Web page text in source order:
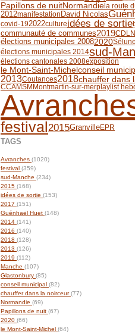
Papillons de nuitNormandiela route
2012manifestation David Nicolas
covid-192022cultureidées de sortie
communauté de communes2019CDLN
élections municipales 20082020Sélune
élections municipales 2014sud-
élections cantonales 2008exposition
le Mont-Saint-Michelconseil
2013Coutances2018chauffer dans
CCAMSM Montmartin-sur-merplaylist
festival 2015GranvilleEPR
TAGS
Avranches (1020)
festival (359)
sud-Manche (234)
2015 (168)
idées de sortie (153)
2017 (151)
Guénhaël Huet (148)
2014 (141)
2016 (140)
2018 (128)
2013 (126)
2019 (112)
Manche (107)
Glastonbury (85)
conseil municipal (82)
chauffer dans la noirceur(77)
Normandie (69)
Papillons de nuit (67)
2020 (66)
le Mont-Saint-Michel (64)